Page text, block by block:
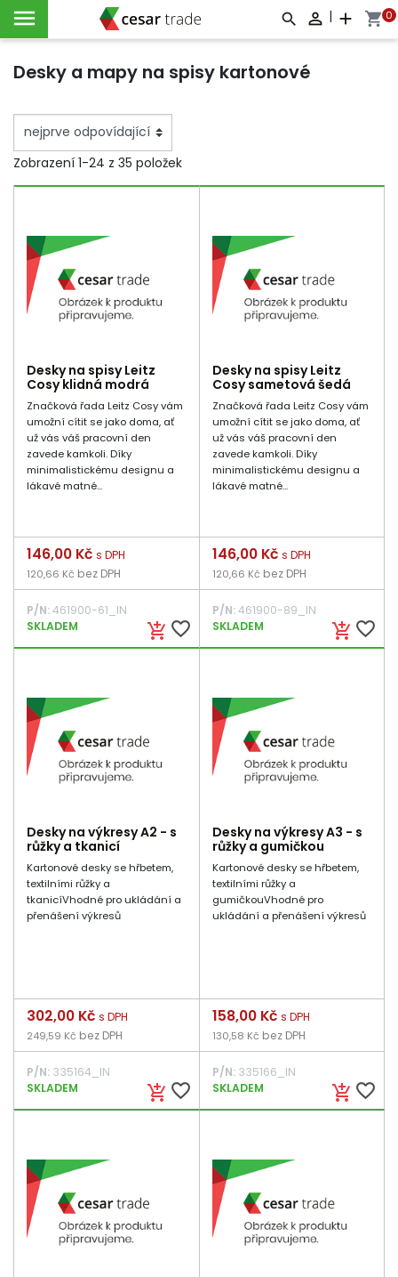
   | add shopping_cart0
Desky a mapy na spisy kartonové
Zobrazení 1-24 z 35 položek
Desky na spisy Leitz
Cosy klidná modrá
Značková řada Leitz Cosy vám
umožní cítit se jako doma, ať
už vás váš pracovní den
zavede kamkoli. Díky
minimalistickému designu a
lákavé matné...
add_shopping_cart favorite_border
Cena
146,00 Kč s DPH
120,66 Kč bez DPH
P/N:461900-61_IN
SKLADEM
Desky na spisy Leitz
Cosy sametová šedá
Značková řada Leitz Cosy vám
umožní cítit se jako doma, ať
už vás váš pracovní den
zavede kamkoli. Díky
minimalistickému designu a
lákavé matné...
add_shopping_cart favorite_border
Cena
146,00 Kč s DPH
120,66 Kč bez DPH
P/N:461900-89_IN
SKLADEM
Desky na výkresy A2 - s
růžky a tkanicí
Kartonové desky se hřbetem,
textilními růžky a
tkanicíVhodné pro ukládání a
přenášení výkresů
add_shopping_cart favorite_border
Cena
302,00 Kč s DPH
249,59 Kč bez DPH
P/N: 335164_IN
SKLADEM
Desky na výkresy A3 - s
růžky a gumičkou
Kartonové desky se hřbetem,
textilními růžky a
gumičkouVhodné pro
ukládání a přenášení výkresů
add_shopping_cart favorite_border
Cena
158,00 Kč s DPH
130,58 Kč bez DPH
P/N:335166_IN
SKLADEM